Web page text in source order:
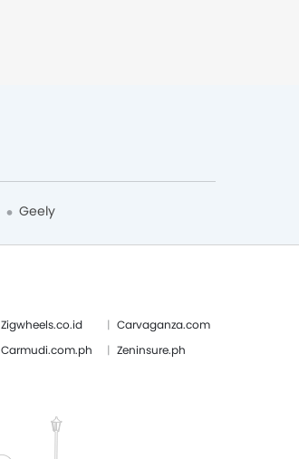
Geely
Zigwheels.co.id
Carvaganza.com
Carmudi.com.ph
Zeninsure.ph